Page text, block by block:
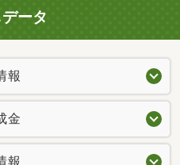
ータ
報
金
報